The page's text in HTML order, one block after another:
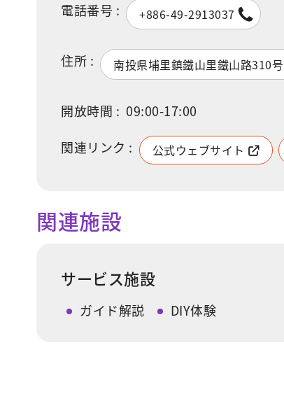
電話番号 : +886-49-2913037
住所 : 南投県埔里鎮鐵山里鐵山路310号
開放時間 : 09:00-17:00
関連リンク :
公式ウェブサイト
関連施設
サービス施設
ガイド解説 DIY体験